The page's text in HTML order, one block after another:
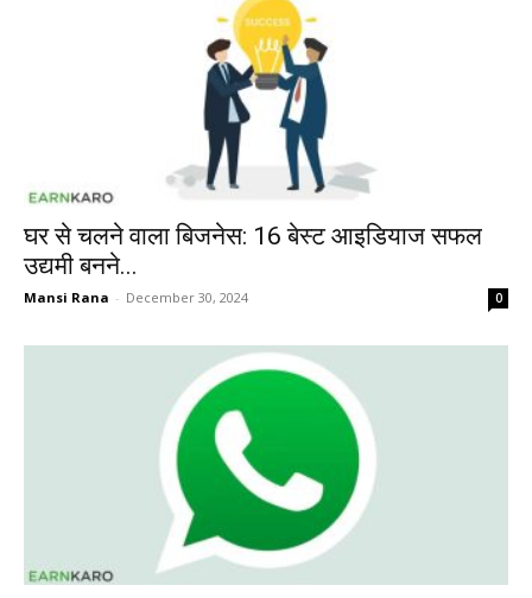
घर से चलने वाला बिजनेस: 16 बेस्ट आइडियाज सफल
उद्यमी बनने...
Mansi Rana - December 30, 2024 0